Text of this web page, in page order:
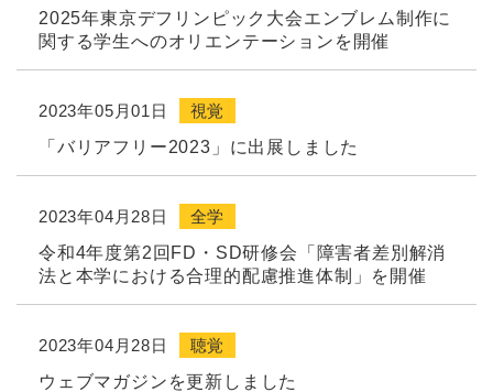
2025年東京デフリンピック大会エンブレム制作に
関する学生へのオリエンテーションを開催
2023年05月01日
視覚
「バリアフリー2023」に出展しました
2023年04月28日
全学
令和4年度第2回FD・SD研修会「障害者差別解消
法と本学における合理的配慮推進体制」を開催
2023年04月28日
聴覚
ウェブマガジンを更新しました